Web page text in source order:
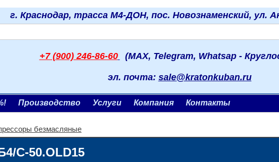
г. Краснодар, трасса М4-ДОН, пос. Новознаменский, ул.
+7 (900) 246-86-60 (MAX, Telegram, Whatsap -
эл. почта: sale@kratonkuban.ru
Производство Услуги Компания Контакты
безмасляные
С-50.OLD15